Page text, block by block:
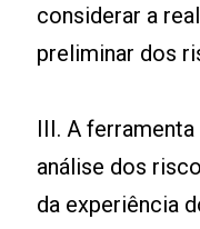
considerar a
preliminar dos
III. A
análise dos
da experiência